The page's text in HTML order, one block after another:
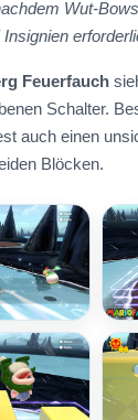
Wut-
Feuerfauch
Schalter.
auch einen
Blöcken.